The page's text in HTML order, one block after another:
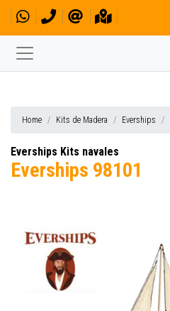
Home Kits de Madera Everships
Everships Kits navales
Everships 98101